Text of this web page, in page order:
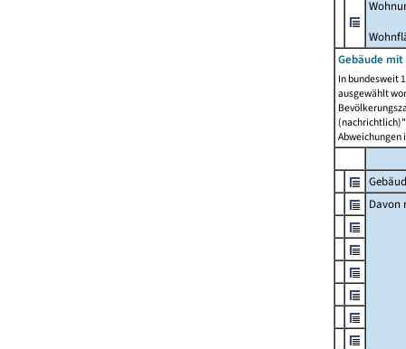
Gebäude
In bundesweit
ausgewählt
Abweichungen
Davon